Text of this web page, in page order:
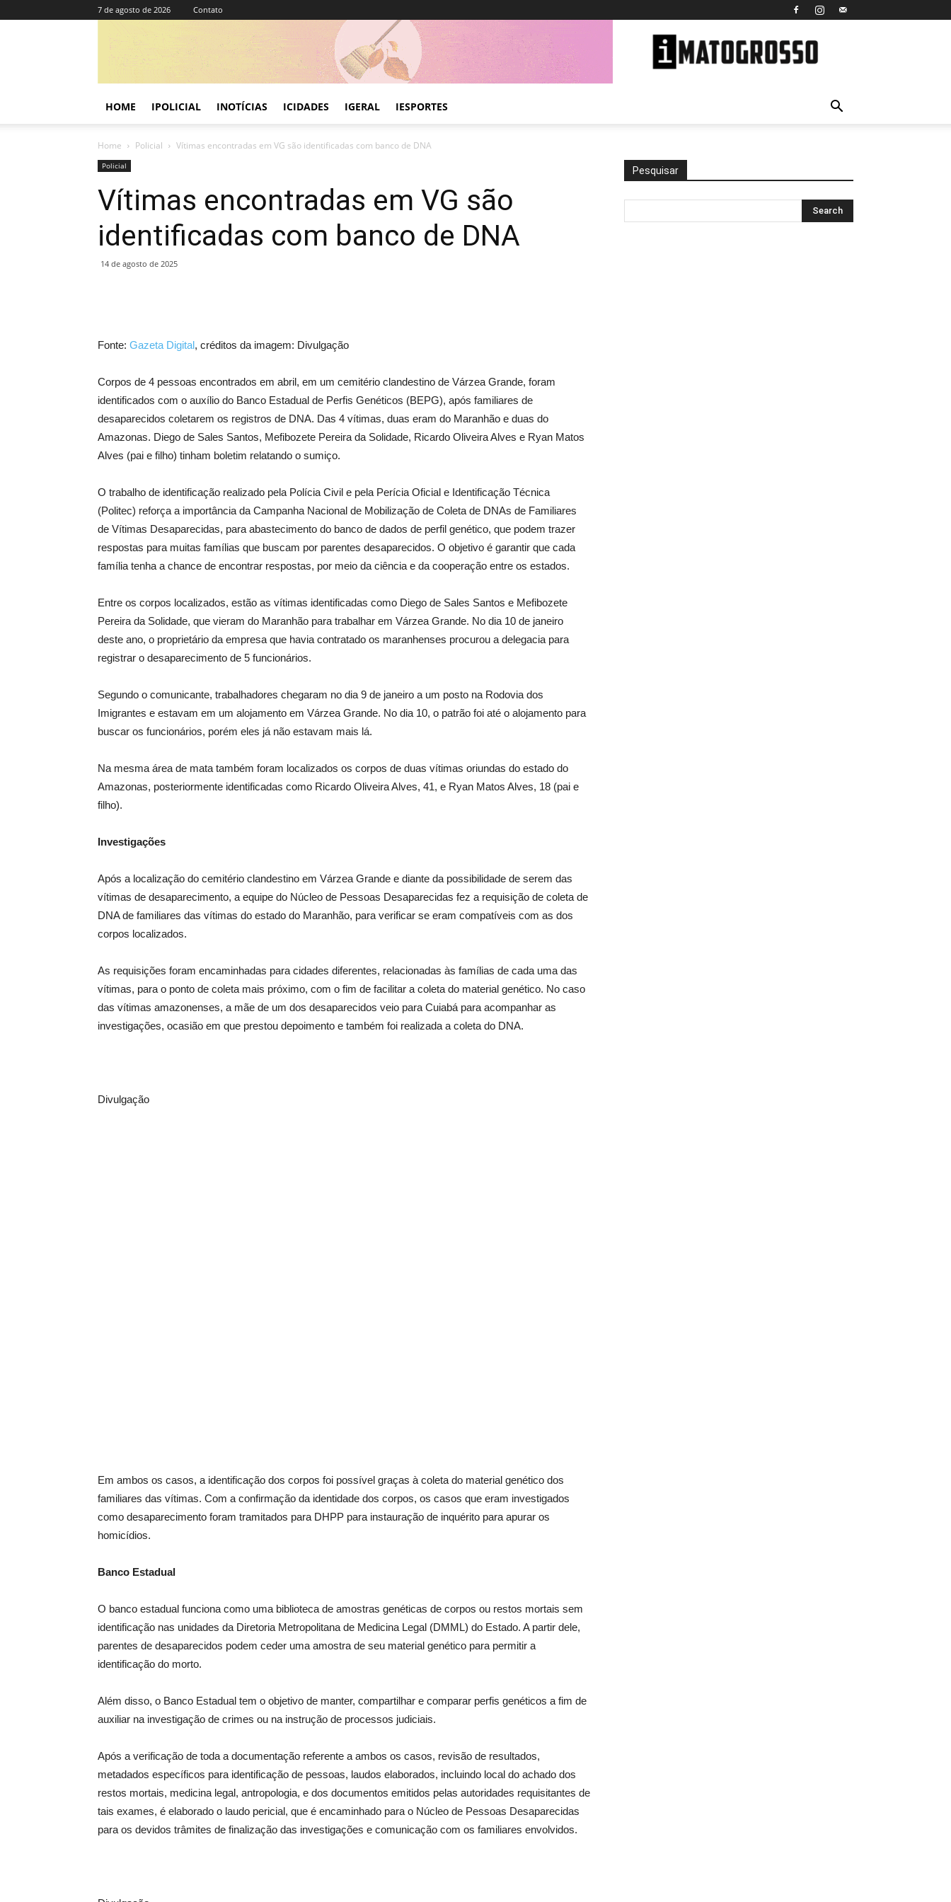
7 de agosto de 2026 Contato
Grosso
HOME IPOLICIAL INOTÍCIAS ICIDADES IGERAL IESPORTES
Home Policial Vítimas encontradas em VG são identificadas com banco de DNA
Policial
Vítimas encontradas em VG são
identificadas com banco de DNA
14 de agosto de 2025
Fonte: Gazeta Digital, créditos da imagem: Divulgação
Corpos de 4 pessoas encontrados em abril, em um cemitério clandestino de Várzea Grande, foram
identificados com o auxílio do Banco Estadual de Perfis Genéticos (BEPG), após familiares de
desaparecidos coletarem os registros de DNA. Das 4 vítimas, duas eram do Maranhão e duas do
Amazonas. Diego de Sales Santos, Mefibozete Pereira da Solidade, Ricardo Oliveira Alves e Ryan Matos
Alves (pai e filho) tinham boletim relatando o sumiço.
O trabalho de identificação realizado pela Polícia Civil e pela Perícia Oficial e Identificação Técnica
(Politec) reforça a importância da Campanha Nacional de Mobilização de Coleta de DNAs de Familiares
de Vítimas Desaparecidas, para abastecimento do banco de dados de perfil genético, que podem trazer
respostas para muitas famílias que buscam por parentes desaparecidos. O objetivo é garantir que cada
família tenha a chance de encontrar respostas, por meio da ciência e da cooperação entre os estados.
Entre os corpos localizados, estão as vítimas identificadas como Diego de Sales Santos e Mefibozete
Pereira da Solidade, que vieram do Maranhão para trabalhar em Várzea Grande. No dia 10 de janeiro
deste ano, o proprietário da empresa que havia contratado os maranhenses procurou a delegacia para
registrar o desaparecimento de 5 funcionários.
Segundo o comunicante, trabalhadores chegaram no dia 9 de janeiro a um posto na Rodovia dos
Imigrantes e estavam em um alojamento em Várzea Grande. No dia 10, o patrão foi até o alojamento para
buscar os funcionários, porém eles já não estavam mais lá.
Na mesma área de mata também foram localizados os corpos de duas vítimas oriundas do estado do
Amazonas, posteriormente identificadas como Ricardo Oliveira Alves, 41, e Ryan Matos Alves, 18 (pai e
filho).
Investigações
Após a localização do cemitério clandestino em Várzea Grande e diante da possibilidade de serem das
vítimas de desaparecimento, a equipe do Núcleo de Pessoas Desaparecidas fez a requisição de coleta de
DNA de familiares das vítimas do estado do Maranhão, para verificar se eram compatíveis com as dos
corpos localizados.
As requisições foram encaminhadas para cidades diferentes, relacionadas às famílias de cada uma das
vítimas, para o ponto de coleta mais próximo, com o fim de facilitar a coleta do material genético. No caso
das vítimas amazonenses, a mãe de um dos desaparecidos veio para Cuiabá para acompanhar as
investigações, ocasião em que prestou depoimento e também foi realizada a coleta do DNA.
Divulgação
Em ambos os casos, a identificação dos corpos foi possível graças à coleta do material genético dos
familiares das vítimas. Com a confirmação da identidade dos corpos, os casos que eram investigados
como desaparecimento foram tramitados para DHPP para instauração de inquérito para apurar os
homicídios.
Banco Estadual
O banco estadual funciona como uma biblioteca de amostras genéticas de corpos ou restos mortais sem
identificação nas unidades da Diretoria Metropolitana de Medicina Legal (DMML) do Estado. A partir dele,
parentes de desaparecidos podem ceder uma amostra de seu material genético para permitir a
identificação do morto.
Além disso, o Banco Estadual tem o objetivo de manter, compartilhar e comparar perfis genéticos a fim de
auxiliar na investigação de crimes ou na instrução de processos judiciais.
Após a verificação de toda a documentação referente a ambos os casos, revisão de resultados,
metadados específicos para identificação de pessoas, laudos elaborados, incluindo local do achado dos
restos mortais, medicina legal, antropologia, e dos documentos emitidos pelas autoridades requisitantes de
tais exames, é elaborado o laudo pericial, que é encaminhado para o Núcleo de Pessoas Desaparecidas
para os devidos trâmites de finalização das investigações e comunicação com os familiares envolvidos.
Pesquisar